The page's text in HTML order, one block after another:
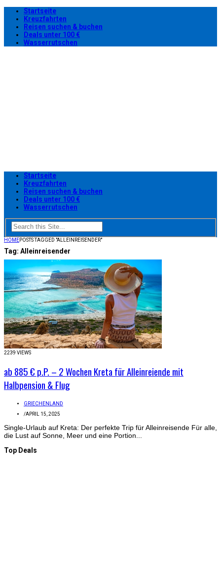
Startseite
Kreuzfahrten
Reisen suchen & buchen
Deals unter 100 €
Wasserrutschen
Startseite
Kreuzfahrten
Reisen suchen & buchen
Deals unter 100 €
Wasserrutschen
HOMEPOSTS TAGGED "ALLEINREISENDER"
Tag: Alleinreisender
2239 VIEWS
ab 885 € p.P. – 2 Wochen Kreta für Alleinreiende mit
Halbpension & Flug
GRIECHENLAND
/APRIL 15, 2025
Single-Urlaub auf Kreta: Der perfekte Trip für Alleinreisende Für alle,
die Lust auf Sonne, Meer und eine Portion...
Top Deals